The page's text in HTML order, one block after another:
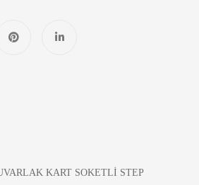
KART SOKETLİ STEP